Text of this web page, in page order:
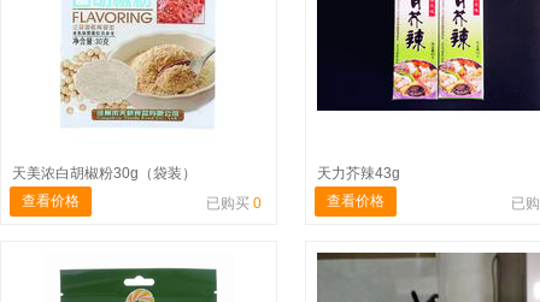
天美浓白胡椒粉30g（袋装）
查看价格
已购买 0
天力芥辣43g
查看价格
已